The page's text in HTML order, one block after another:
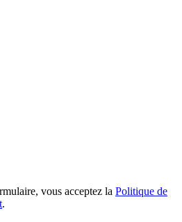
vous acceptez la Politique de
.